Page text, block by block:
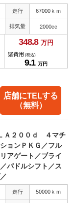
走行 67000ｋｍ
排気量 2000cc
348.8 万円
諸費用 (税込)
9.1 万円
店舗にTELする
（無料）
Ａ２００ｄ ４マチ
ョンＰＫＧ／フル
アゲート／ブライ
パドルシフト／ス
走行 50000ｋｍ